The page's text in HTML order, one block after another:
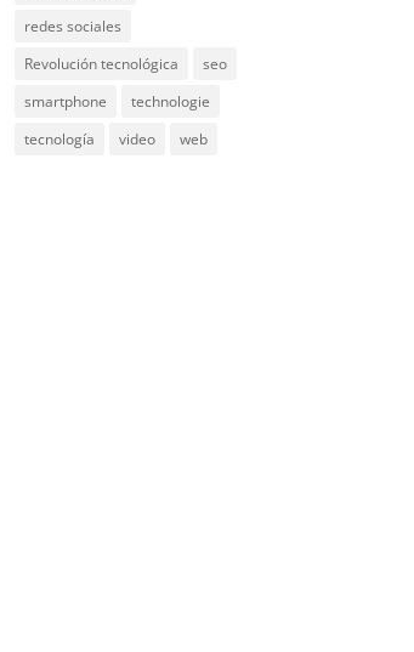
redes sociales
Revolución tecnológica
seo
smartphone
technologie
tecnología
video web